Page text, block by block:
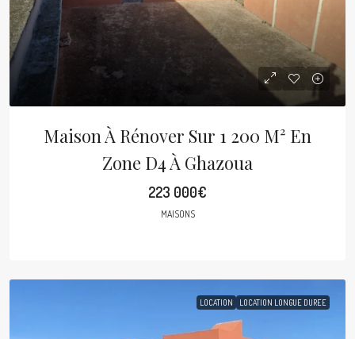
Maison À Rénover Sur 1 200 M² En
Zone D4 À Ghazoua
223 000€
MAISONS
LOCATION LOCATION LONGUE DUREE